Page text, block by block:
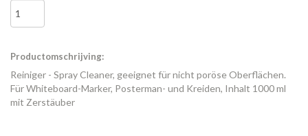
Productomschrijving:
Reiniger - Spray Cleaner, geeignet für nicht poröse Oberflächen.
Für Whiteboard-Marker, Posterman- und Kreiden, Inhalt 1000 ml
mit Zerstäuber